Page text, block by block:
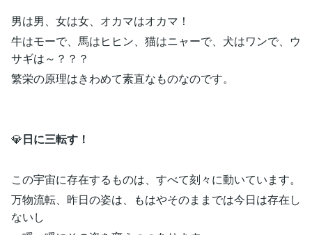
男は男、女は女、オカマはオカマ！
牛はモーで、馬はヒヒン、猫はニャーで、犬はワンで、ウ
サギは～？？？
繁栄の原理はきわめて素直なものなのです。
💎日に三転す！
この宇宙に存在するものは、すべて刻々に動いています。
万物流転、昨日の姿は、もはやそのままでは今日は存在し
ないし